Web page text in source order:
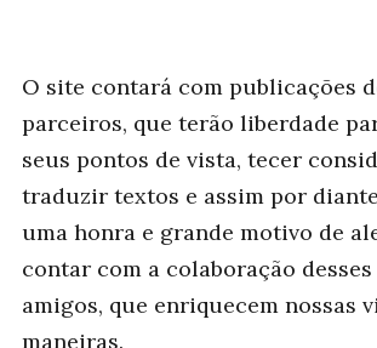
O site contará com publicações
parceiros, que terão liberdade
seus pontos de vista, tecer
traduzir textos e assim por
uma honra e grande motivo de
contar com a colaboração desses
amigos, que enriquecem nossas
maneiras.